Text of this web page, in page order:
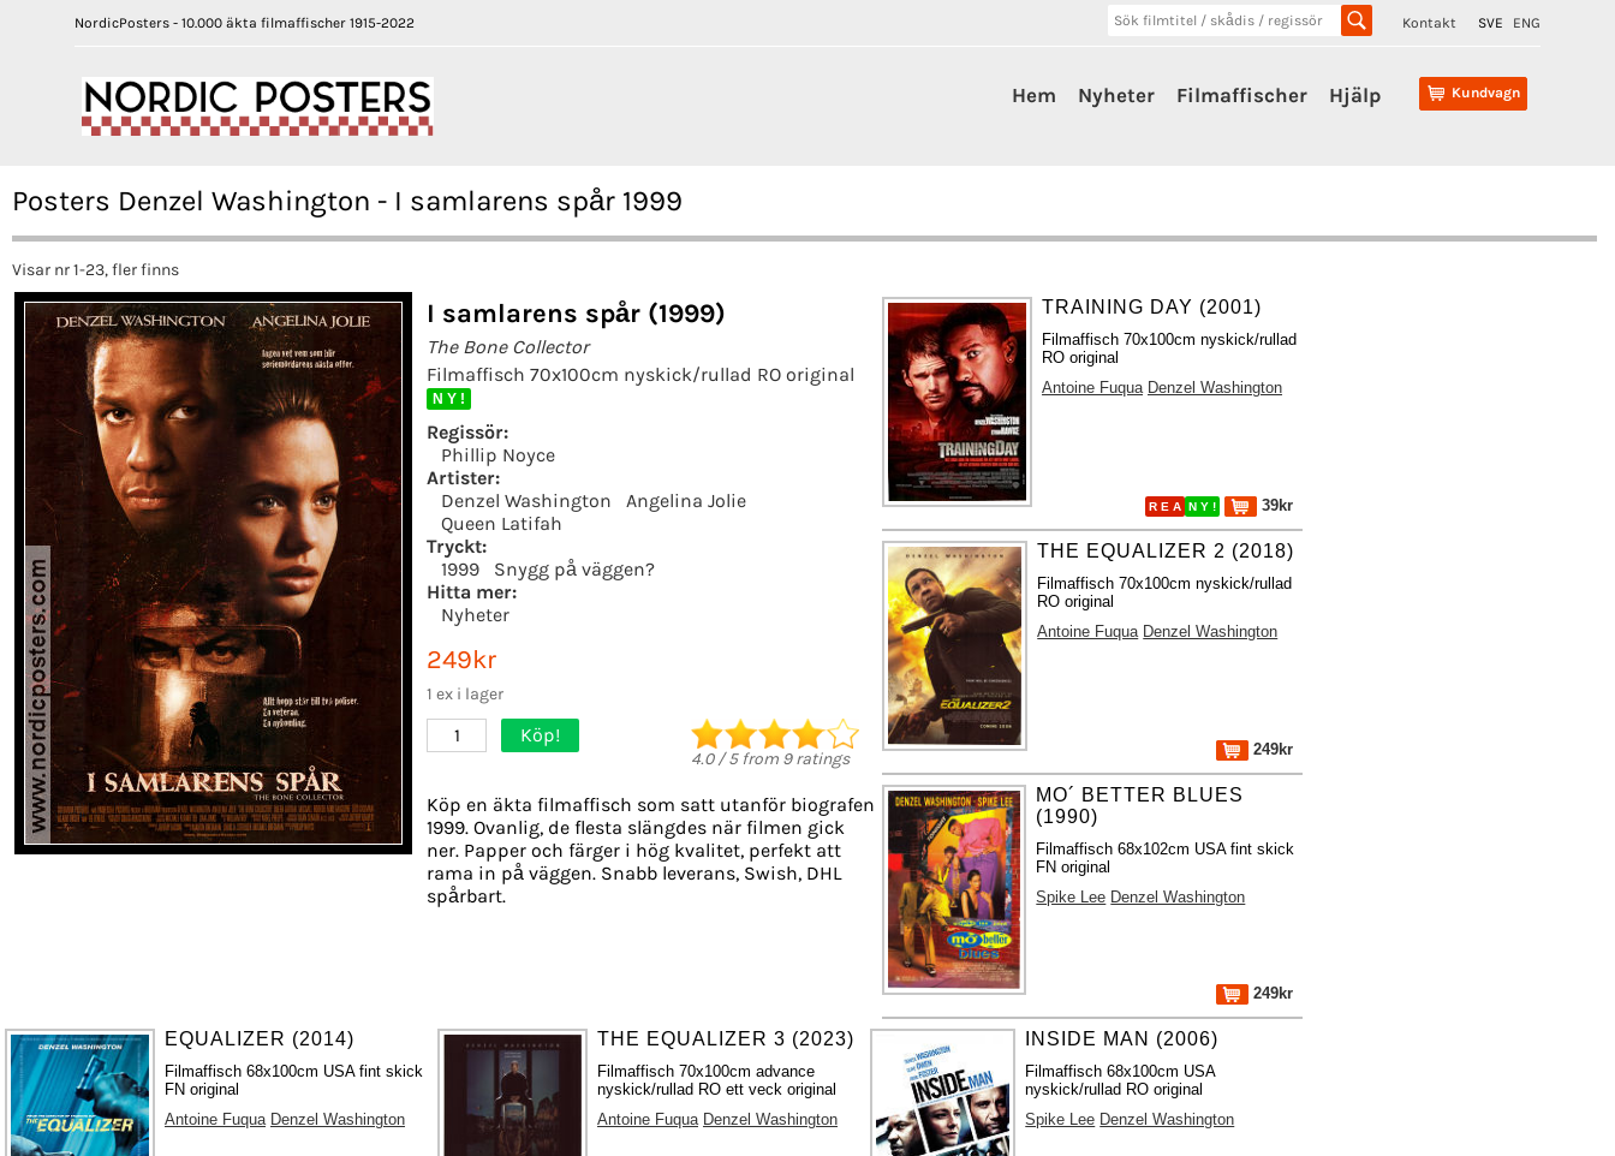
NordicPosters - 10.000 äkta filmaffischer 1915-2022 Kontakt SVE ENG
Kundvagn
Hem Nyheter Filmaffischer Hjälp
Posters Denzel Washington - I samlarens spår 1999
Visar nr 1-23, fler finns
I samlarens spår (1999)
The Bone Collector
Filmaffisch 70x100cm nyskick/rullad RO original
N Y !
Regissör:
Phillip Noyce
Artister:
Denzel Washington
Angelina Jolie
Queen Latifah
Tryckt:
1999
Snygg på väggen?
Hitta mer:
Nyheter
249kr
1 ex i lager
1 Köp!
4.0/5from 9ratings
Köp en äkta filmaffisch som satt utanför biografen
1999. Ovanlig, de flesta slängdes när filmen gick
ner. Papper och färger i hög kvalitet, perfekt att
rama in på väggen. Snabb leverans, Swish, DHL
spårbart.
TRAINING DAY (2001)
Filmaffisch 70x100cm nyskick/rullad
RO original
Antoine Fuqua Denzel Washington
R E A N Y ! 39kr
THE EQUALIZER 2 (2018)
Filmaffisch 70x100cm nyskick/rullad
RO original
Antoine Fuqua Denzel Washington
249kr
MO´ BETTER BLUES
(1990)
Filmaffisch 68x102cm USA fint skick
FN original
Spike Lee Denzel Washington
249kr
EQUALIZER (2014)
Filmaffisch 68x100cm USA fint skick
FN original
Antoine Fuqua Denzel Washington
THE EQUALIZER 3 (2023)
Filmaffisch 70x100cm advance
nyskick/rullad RO ett veck original
Antoine Fuqua Denzel Washington
INSIDE MAN (2006)
Filmaffisch 68x100cm USA
nyskick/rullad RO original
Spike Lee Denzel Washington